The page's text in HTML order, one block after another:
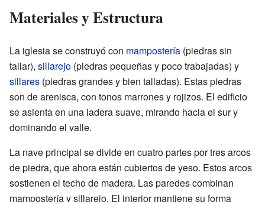
Materiales y Estructura
La iglesia se construyó con mampostería (piedras sin
tallar), sillarejo (piedras pequeñas y poco trabajadas) y
sillares (piedras grandes y bien talladas). Estas piedras
son de arenisca, con tonos marrones y rojizos. El edificio
se asienta en una ladera suave, mirando hacia el sur y
dominando el valle.
La nave principal se divide en cuatro partes por tres arcos
de piedra, que ahora están cubiertos de yeso. Estos arcos
sostienen el techo de madera. Las paredes combinan
mampostería y sillarejo. El interior mantiene su forma